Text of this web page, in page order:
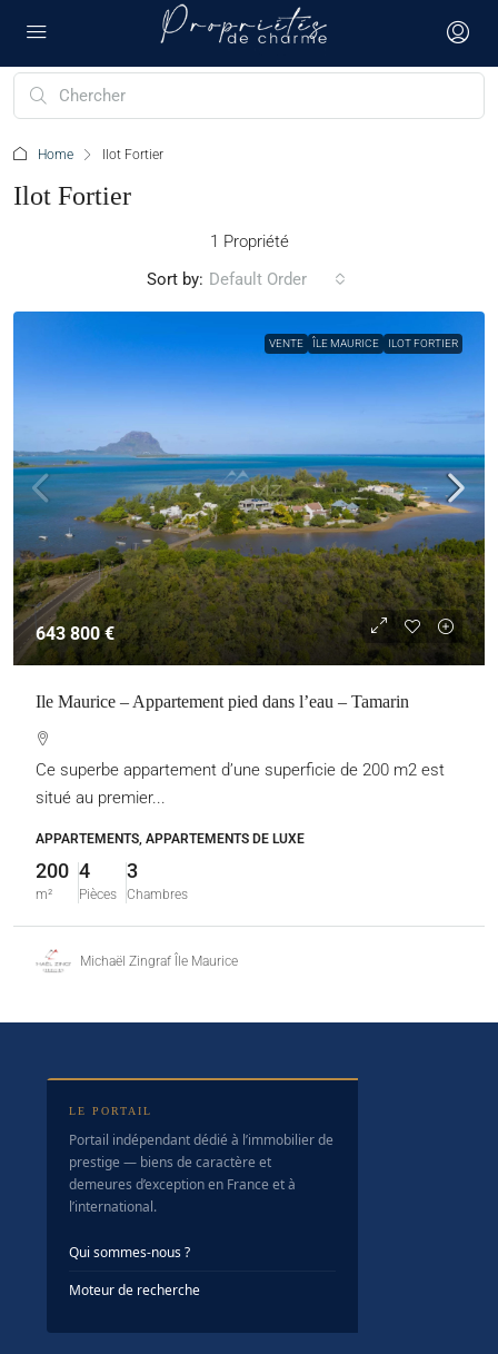
Home Ilot Fortier
Ilot Fortier
1 Propriété
Sort by: Default Order
VENTE ÎLE MAURICE ILOT FORTIER
643 800 €
Ile Maurice – Appartement pied dans l’eau – Tamarin
Ce superbe appartement d’une superficie de 200 m2 est
situé au premier...
APPARTEMENTS, APPARTEMENTS DE LUXE
200
m²
4
Pièces
3
Chambres
Michaël Zingraf Île Maurice
LE PORTAIL
Portail indépendant dédié à l’immobilier de
prestige — biens de caractère et
demeures d’exception en France et à
l’international.
Qui sommes-nous ?
Moteur de recherche